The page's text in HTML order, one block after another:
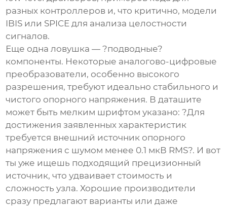
разных контроллеров и, что критично, модели
IBIS или SPICE для анализа целостности
сигналов.
Еще одна ловушка — ?подводные?
компоненты. Некоторые аналогово-цифровые
преобразователи, особенно высокого
разрешения, требуют идеально стабильного и
чистого опорного напряжения. В даташите
может быть мелким шрифтом указано: ?Для
достижения заявленных характеристик
требуется внешний источник опорного
напряжения с шумом менее 0.1 мкВ RMS?. И вот
ты уже ищешь подходящий прецизионный
источник, что удваивает стоимость и
сложность узла. Хорошие производители
сразу предлагают варианты или даже